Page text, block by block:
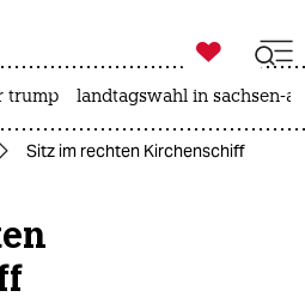
zahl ich
ich

taz zahl ich
trump landtagswahl in sachsen-
Sitz im rechten Kirchenschiff